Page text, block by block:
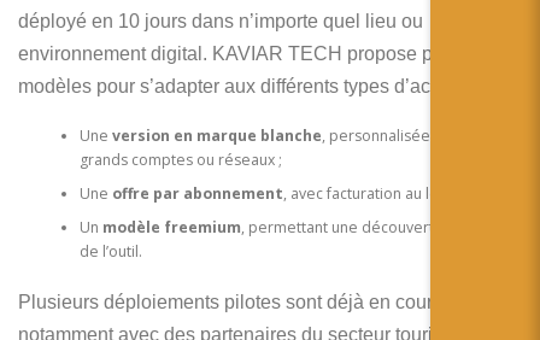
déployé en 10 jours dans n’importe quel lieu ou
environnement digital. KAVIAR TECH propose plusieurs
modèles pour s’adapter aux différents types d’acteurs :
Une version en marque blanche, personnalisée pour les
grands comptes ou réseaux ;
Une offre par abonnement, avec facturation au lead qualifié ;
Un modèle freemium, permettant une découverte gratuite
de l’outil.
Plusieurs déploiements pilotes sont déjà en cours,
notamment avec des partenaires du secteur touristique en